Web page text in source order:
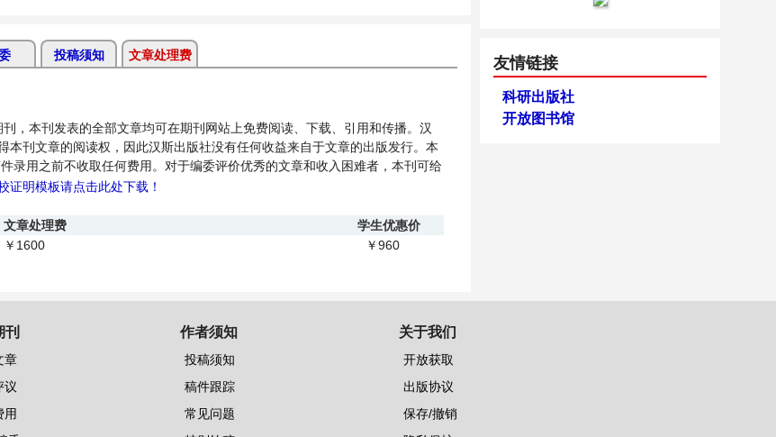
投稿须知 文章处理费
，本刊发表的全部文章均可在期刊网站上免费阅读、下载、引用和传播。汉
刊文章的阅读权，因此汉斯出版社没有任何收益来自于文章的出版发行。 本
录用之前不收取任何费用。对于编委评价优秀的文章和收入困难者，本刊可给
证明模板请点击此处下载！
文章处理费
学生优惠价
￥ 1600 ￥ 960
友情链接
科研出版社
开放图书馆
刊
章
议
用
作者须知
投稿须知
稿件跟踪
常见问题
关于我们
开放获取
出版协议
保存/撤销